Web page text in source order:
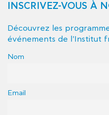
INSCRIVEZ-VOUS À
Découvrez les
événements de l'Institut
Nom
Email